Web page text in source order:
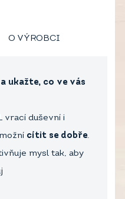
O VÝROBCI
ukažte, co ve vás
vrací duševní i
cítit se dobře.
mysl tak, aby